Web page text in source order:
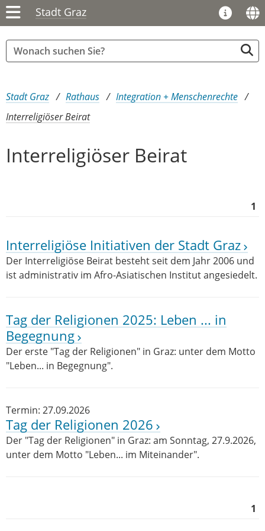
Stadt Graz
Sie sind hier:
Stadt Graz Rathaus
Integration + Menschenrechte
Interreligiöser Beirat
Interreligiöser Beirat
1
Interreligiöse Initiativen der Stadt Graz
Der Interreligiöse Beirat besteht seit dem Jahr 2006 und
ist administrativ im Afro-Asiatischen Institut angesiedelt.
Tag der Religionen 2025: Leben ... in
Begegnung
Der erste "Tag der Religionen" in Graz: unter dem Motto
"Leben... in Begegnung".
Termin: 27.09.2026
Tag der Religionen 2026
Der "Tag der Religionen" in Graz: am Sonntag, 27.9.2026,
unter dem Motto "Leben... im Miteinander".
1